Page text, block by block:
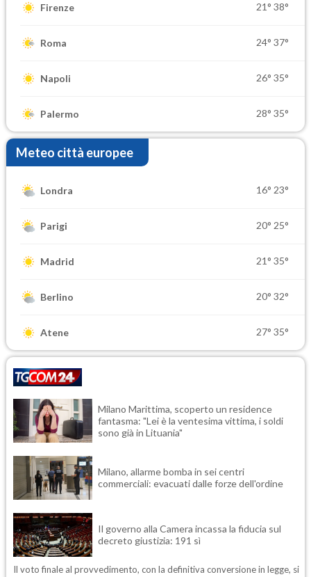
Firenze 21° 38°
Roma 24° 37°
Napoli 26° 35°
Palermo 28° 35°
Meteo città europee
Londra 16° 23°
Parigi 20° 25°
Madrid 21° 35°
Berlino 20° 32°
Atene 27° 35°
Milano Marittima, scoperto un residence
fantasma: "Lei è la ventesima vittima, i soldi
sono già in Lituania"
Milano, allarme bomba in sei centri
commerciali: evacuati dalle forze dell'ordine
Il governo alla Camera incassa la fiducia sul
decreto giustizia: 191 sì
Il voto finale al provvedimento, con la definitiva conversione in legge, si